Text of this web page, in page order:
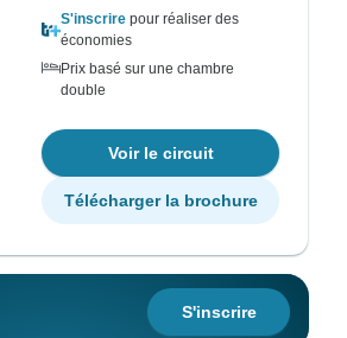
S'inscrire pour réaliser des
économies
Prix basé sur une chambre
double
Voir le circuit
Télécharger la brochure
S'inscrire